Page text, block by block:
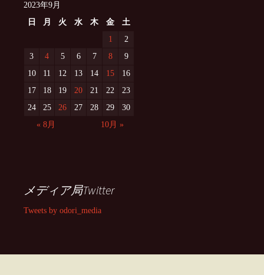
2023年9月
日
月 火 水 木 金
土
1
2
3
4 5 6 7 8
9
10
11 12 13 14 15
16
17
18 19 20 21 22
23
24
25 26 27 28 29
30
« 8月
10月 »
メディア局Twitter
Tweets by odori_media